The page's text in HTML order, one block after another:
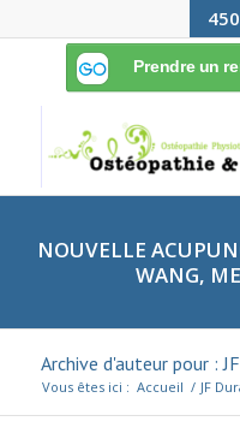
NOUVELLE
WANG,
Archive d'auteur pour :
Vous êtes ici : Accueil / JF